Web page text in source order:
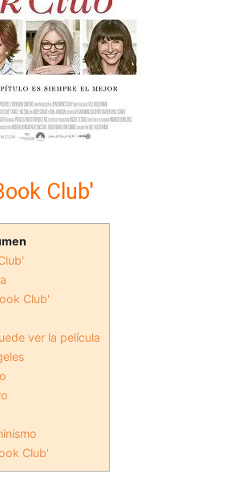
Club'
Club'
ver la película
Club'